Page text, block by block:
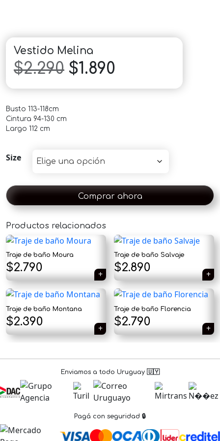
Vestido Melina
$2.290 El
precio
$2.290.
$1.890
precio
$1.890.
Busto 113-118cm
Cintura 94-130 cm
Largo 112 cm
Size
Comprar ahora
Productos relacionados
Traje de baño Moura
$2.790
Traje de baño Salvaje
$2.890
Traje de baño Montana
$2.390
Traje de baño Florencia
$2.790
Enviamos a todo Uruguay 🇺🇾
Pagá con seguridad 🔒
×
Tu carrito está vacío.
Agregá un producto y aparecerá acá
automáticamente.